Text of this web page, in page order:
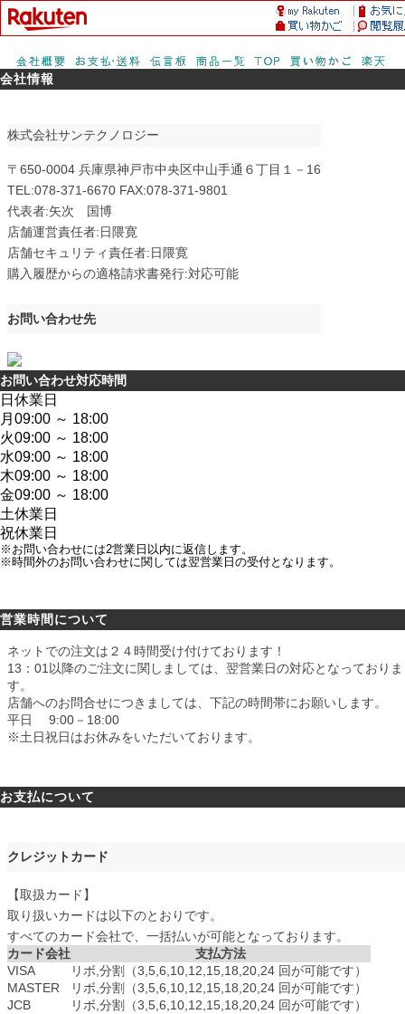
会社情報
株式会社サンテクノロジー
〒650-0004 兵庫県神戸市中央区中山手通６丁目１－16
TEL:078-371-6670 FAX:078-371-9801
代表者:矢次 国博
店舗運営責任者:日隈寛
店舗セキュリティ責任者:日隈寛
購入履歴からの適格請求書発行:対応可能
お問い合わせ先
お問い合わせ対応時間
日 休業日
月 09:00 ～ 18:00
火09:00 ～ 18:00
水09:00 ～ 18:00
木09:00 ～ 18:00
金09:00 ～ 18:00
土休業日
祝休業日
※お問い合わせには2営業日以内に返信します。
※時間外のお問い合わせに関しては翌営業日の受付となります。
営業時間について
ネットでの注文は２４時間受け付けております！
13：01以降のご注文に関しましては、翌営業日の対応となっておりま
す。
店舗へのお問合せにつきましては、下記の時間帯にお願いします。
平日 9:00－18:00
※土日祝日はお休みをいただいております。
お支払について
クレジットカード
【取扱カード】
取り扱いカードは以下のとおりです。
すべてのカード会社で、一括払いが可能となっております。
カード会社
支払方法
VISA
リボ,分割（3,5,6,10,12,15,18,20,24 回が可能です）
MASTER
リボ,分割（3,5,6,10,12,15,18,20,24 回が可能です）
JCB
リボ,分割（3,5,6,10,12,15,18,20,24 回が可能です）